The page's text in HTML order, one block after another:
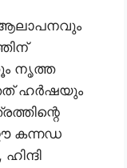
നൃത്ത
ഹർഷയും
കന്നഡ